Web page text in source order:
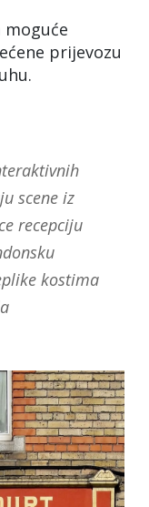
moguće
prijevozu
scene iz
recepciju
kostima